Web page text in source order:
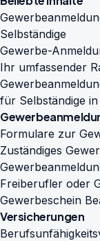
Selbständige
Gewerbe-
Ihr umfassender
für Selbständige
Formulare zur
Zuständiges
Freiberufler oder
Gewerbeschein
Versicherungen